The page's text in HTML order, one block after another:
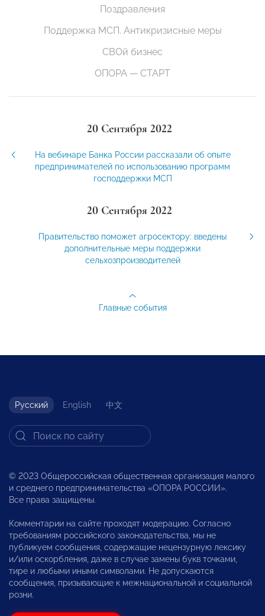
Поздравления
Поддержка МСП. Антикризисные меры
СВОй бизнес
ОПОРА — СТАРТ
20 Сентября 2022
На вебинаре Банка России рассказали об опыте
предпринимателей по использованию программ
господдержки МСП
20 Сентября 2022
Правительство поможет агросектору: введены
дополнительные меры поддержки
сельхозпроизводителей
Главные события
Русский English 中文
© 2023 Общероссийская общественная организация малого
и среднего предпринимательства «ОПОРА РОССИИ».
Все права защищены.
Комментарии на сайте проходят модерацию. Согласно
требованиям российского законодательства, мы не
публикуем сообщения, содержащие нецензурную лексику
и/или оскорбления, даже в случае замены букв точками,
тире и любыми иными символами. Не допускаются
сообщения, призывающие к межнациональной и социальной
розни.